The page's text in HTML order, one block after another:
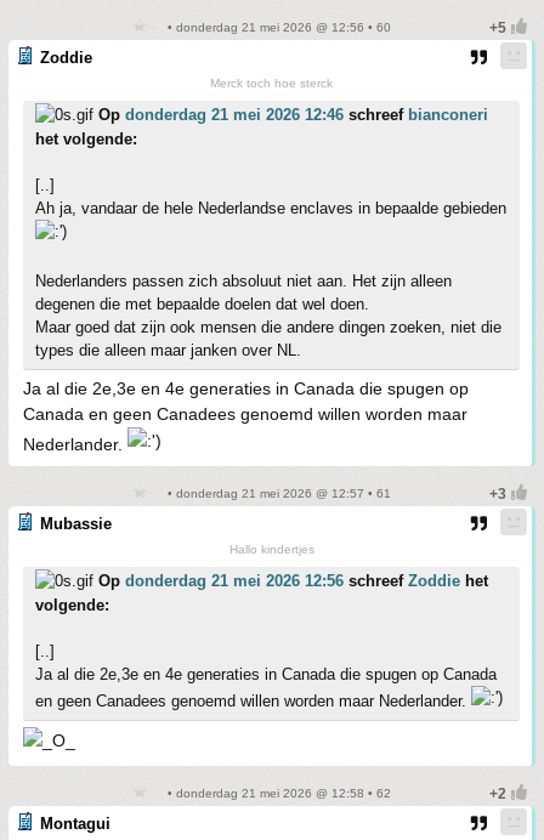
• donderdag 21 mei 2026 @ 12:56 • 60
Zoddie
Merck toch hoe sterck
Op donderdag 21 mei 2026 12:46 schreef bianconeri
het volgende:
[..]
Ah ja, vandaar de hele Nederlandse enclaves in bepaalde gebieden
Nederlanders passen zich absoluut niet aan. Het zijn alleen
degenen die met bepaalde doelen dat wel doen.
Maar goed dat zijn ook mensen die andere dingen zoeken, niet die
types die alleen maar janken over NL.
Ja al die 2e,3e en 4e generaties in Canada die spugen op
Canada en geen Canadees genoemd willen worden maar
Nederlander.
• donderdag 21 mei 2026 @ 12:57 • 61
Mubassie
Hallo kindertjes
Op donderdag 21 mei 2026 12:56 schreef Zoddie het
volgende:
[..]
Ja al die 2e,3e en 4e generaties in Canada die spugen op Canada
en geen Canadees genoemd willen worden maar Nederlander.
• donderdag 21 mei 2026 @ 12:58 • 62
Montagui